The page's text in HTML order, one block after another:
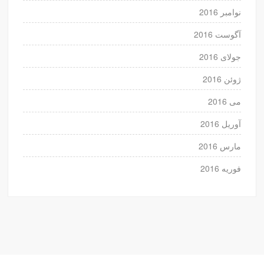
نوامبر 2016
آگوست 2016
جولای 2016
ژوئن 2016
می 2016
آوریل 2016
مارس 2016
فوریه 2016